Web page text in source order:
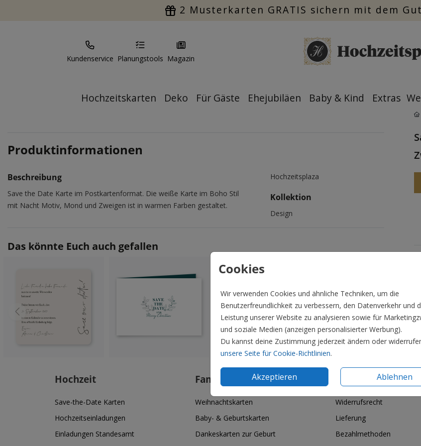
2 Musterkarten GRATIS sichern mit dem
Kundenservice Planungstools Magazin
Hochzeitskarten Deko Für Gäste Ehejubiläen Baby & Kind Extras
Cookies
Wir verwenden Cookies und ähnliche Techniken, um die
Benutzerfreundlichkeit zu verbessern, den Datenverkehr und
Leistung unserer Website zu analysieren sowie für
und soziale Medien (anzeigen personalisierter Werbung).
Du kannst deine Zustimmung jederzeit ändern oder
unsere Seite für Cookie-Richtlinien.
Akzeptieren Ablehnen
Produktinformationen
Beschreibung
Save the Date Karte im Postkartenformat. Die weiße Karte im Boho Stil
mit Nacht Motiv, Mond und Zweigen ist in warmen Farben gestaltet.
Hochzeitsplaza
Kollektion
Design
Das könnte Euch auch gefallen
Hochzeit
Save-the-Date Karten
Hochzeitseinladungen
Einladungen Standesamt
Familie & Feiertage
Weihnachtskarten
Baby- & Geburtskarten
Dankeskarten zur Geburt
Informationen
Widerrufsrecht
Lieferung
Bezahlmethoden